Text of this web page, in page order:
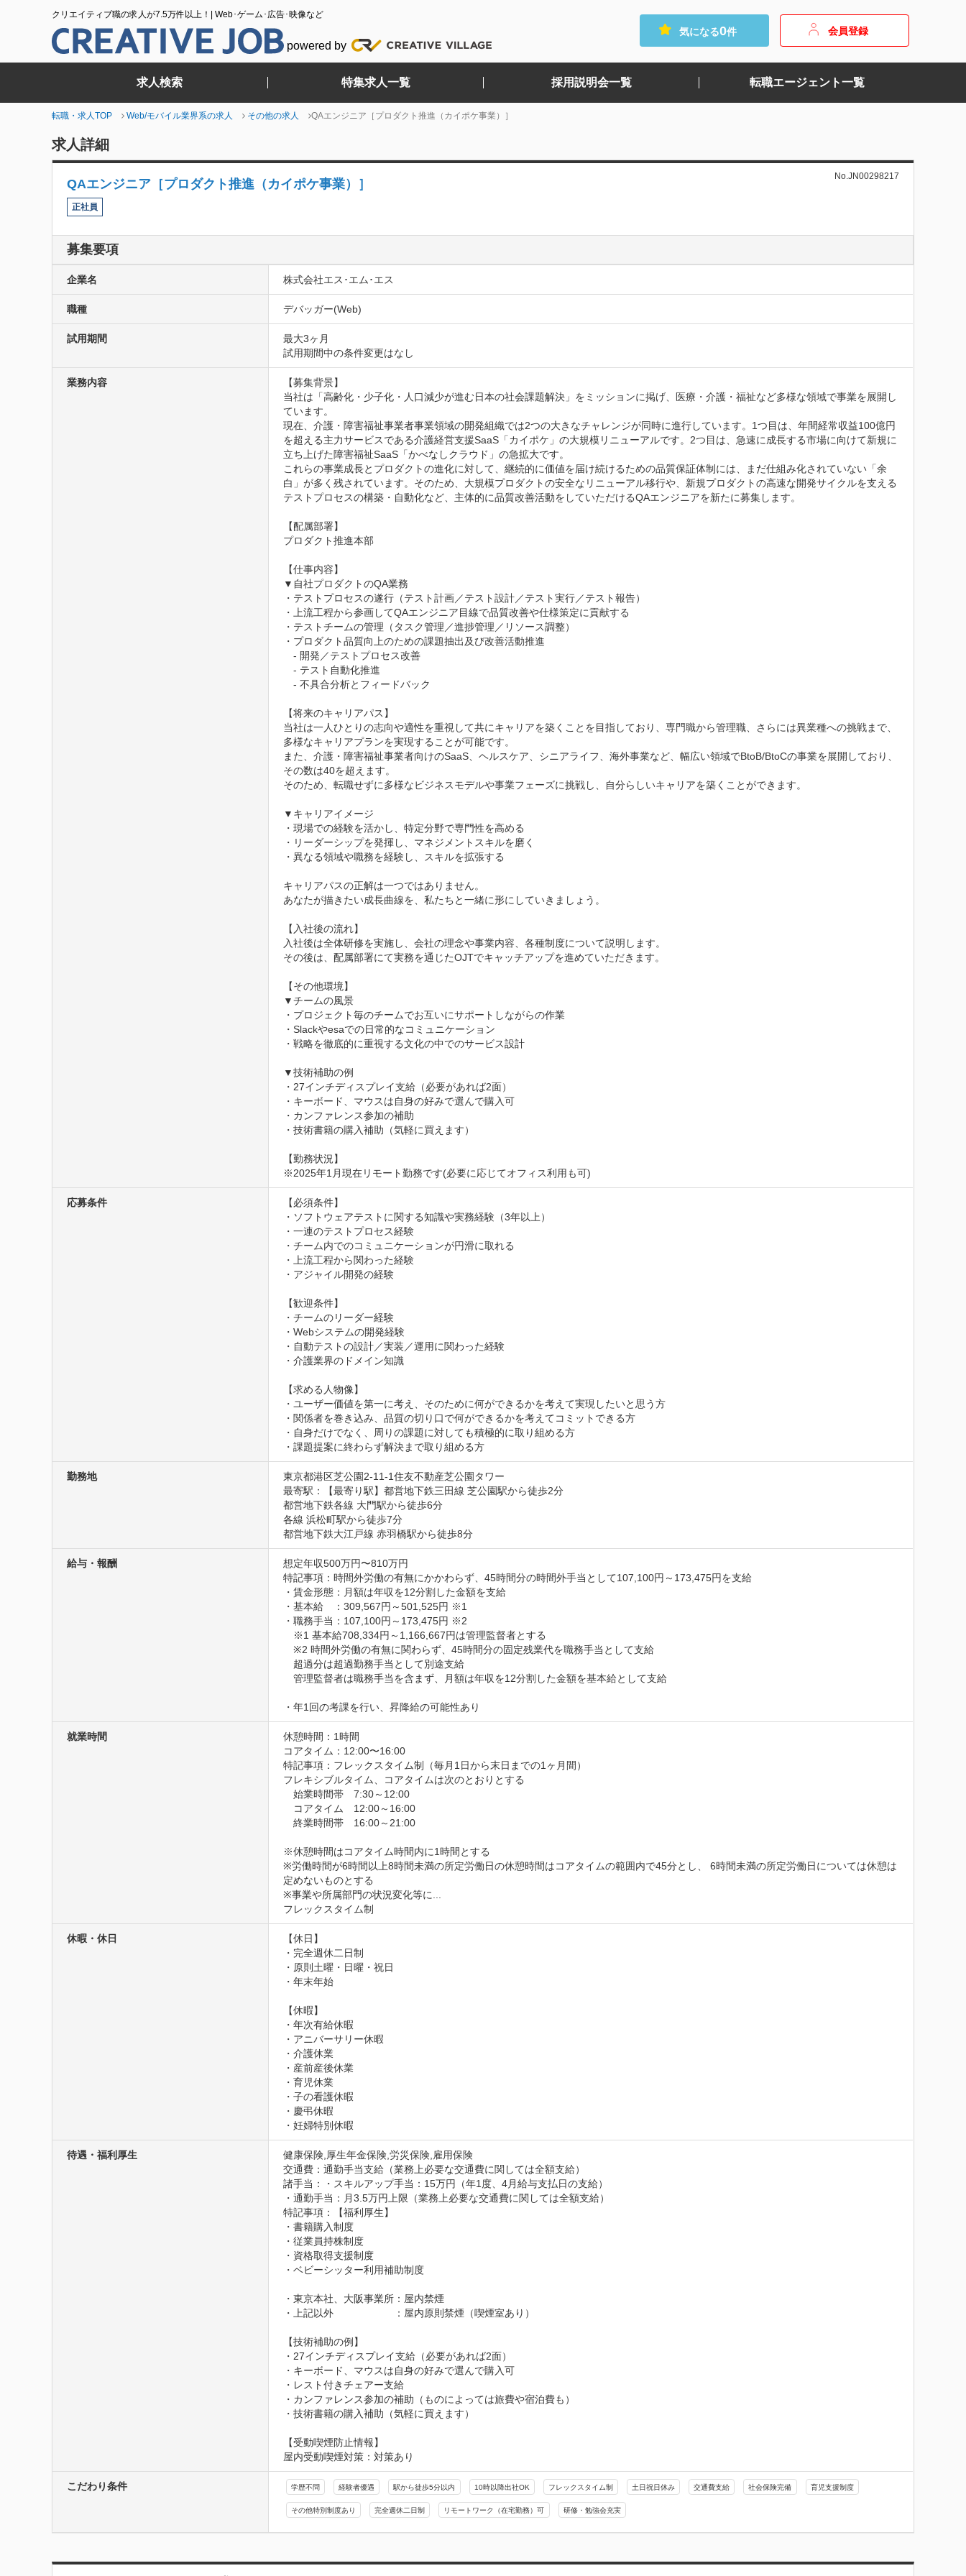
クリエイティブ職の求人が7.5万件以上！| Web･ゲーム･広告･映像など
powered by
気になる0件 会員登録
求人検索 特集求人一覧 採用説明会一覧 転職エージェント一覧
転職・求人TOP Web/モバイル業界系の求人 その他の求人 QAエンジニア［プロダクト推進（カイポケ事業）］
求人詳細
QAエンジニア［プロダクト推進（カイポケ事業）］
No.JN00298217
正社員
募集要項
企業名 株式会社エス･エム･エス
職種 デバッガー(Web)
試用期間
最大3ヶ月
試用期間中の条件変更はなし
業務内容
【募集背景】
当社は「高齢化・少子化・人口減少が進む日本の社会課題解決」をミッションに掲げ、医療・介護・福祉など多様な領域で事業を展開し
ています。
現在、介護・障害福祉事業者事業領域の開発組織では2つの大きなチャレンジが同時に進行しています。1つ目は、年間経常収益100億円
を超える主力サービスである介護経営支援SaaS「カイポケ」の大規模リニューアルです。2つ目は、急速に成長する市場に向けて新規に
立ち上げた障害福祉SaaS「かべなしクラウド」の急拡大です。
これらの事業成長とプロダクトの進化に対して、継続的に価値を届け続けるための品質保証体制には、まだ仕組み化されていない「余
白」が多く残されています。そのため、大規模プロダクトの安全なリニューアル移行や、新規プロダクトの高速な開発サイクルを支える
テストプロセスの構築・自動化など、主体的に品質改善活動をしていただけるQAエンジニアを新たに募集します。
【配属部署】
プロダクト推進本部
【仕事内容】
▼自社プロダクトのQA業務
・テストプロセスの遂行（テスト計画／テスト設計／テスト実行／テスト報告）
・上流工程から参画してQAエンジニア目線で品質改善や仕様策定に貢献する
・テストチームの管理（タスク管理／進捗管理／リソース調整）
・プロダクト品質向上のための課題抽出及び改善活動推進
- 開発／テストプロセス改善
- テスト自動化推進
- 不具合分析とフィードバック
【将来のキャリアパス】
当社は一人ひとりの志向や適性を重視して共にキャリアを築くことを目指しており、専門職から管理職、さらには異業種への挑戦まで、
多様なキャリアプランを実現することが可能です。
また、介護・障害福祉事業者向けのSaaS、ヘルスケア、シニアライフ、海外事業など、幅広い領域でBtoB/BtoCの事業を展開しており、
その数は40を超えます。
そのため、転職せずに多様なビジネスモデルや事業フェーズに挑戦し、自分らしいキャリアを築くことができます。
▼キャリアイメージ
・現場での経験を活かし、特定分野で専門性を高める
・リーダーシップを発揮し、マネジメントスキルを磨く
・異なる領域や職務を経験し、スキルを拡張する
キャリアパスの正解は一つではありません。
あなたが描きたい成長曲線を、私たちと一緒に形にしていきましょう。
【入社後の流れ】
入社後は全体研修を実施し、会社の理念や事業内容、各種制度について説明します。
その後は、配属部署にて実務を通じたOJTでキャッチアップを進めていただきます。
【その他環境】
▼チームの風景
・プロジェクト毎のチームでお互いにサポートしながらの作業
・Slackやesaでの日常的なコミュニケーション
・戦略を徹底的に重視する文化の中でのサービス設計
▼技術補助の例
・27インチディスプレイ支給（必要があれば2面）
・キーボード、マウスは自身の好みで選んで購入可
・カンファレンス参加の補助
・技術書籍の購入補助（気軽に買えます）
【勤務状況】
※2025年1月現在リモート勤務です(必要に応じてオフィス利用も可)
応募条件
【必須条件】
・ソフトウェアテストに関する知識や実務経験（3年以上）
・一連のテストプロセス経験
・チーム内でのコミュニケーションが円滑に取れる
・上流工程から関わった経験
・アジャイル開発の経験
【歓迎条件】
・チームのリーダー経験
・Webシステムの開発経験
・自動テストの設計／実装／運用に関わった経験
・介護業界のドメイン知識
【求める人物像】
・ユーザー価値を第一に考え、そのために何ができるかを考えて実現したいと思う方
・関係者を巻き込み、品質の切り口で何ができるかを考えてコミットできる方
・自身だけでなく、周りの課題に対しても積極的に取り組める方
・課題提案に終わらず解決まで取り組める方
勤務地
東京都港区芝公園2-11-1住友不動産芝公園タワー
最寄駅：【最寄り駅】都営地下鉄三田線 芝公園駅から徒歩2分
都営地下鉄各線 大門駅から徒歩6分
各線 浜松町駅から徒歩7分
都営地下鉄大江戸線 赤羽橋駅から徒歩8分
給与・報酬
想定年収500万円〜810万円
特記事項：時間外労働の有無にかかわらず、45時間分の時間外手当として107,100円～173,475円を支給
・賃金形態：月額は年収を12分割した金額を支給
・基本給　：309,567円～501,525円 ※1
・職務手当：107,100円～173,475円 ※2
※1 基本給708,334円～1,166,667円は管理監督者とする
※2 時間外労働の有無に関わらず、45時間分の固定残業代を職務手当として支給
超過分は超過勤務手当として別途支給
管理監督者は職務手当を含まず、月額は年収を12分割した金額を基本給として支給
・年1回の考課を行い、昇降給の可能性あり
就業時間
休憩時間：1時間
コアタイム：12:00〜16:00
特記事項：フレックスタイム制（毎月1日から末日までの1ヶ月間）
フレキシブルタイム、コアタイムは次のとおりとする
始業時間帯　7:30～12:00
コアタイム　12:00～16:00
終業時間帯　16:00～21:00
※休憩時間はコアタイム時間内に1時間とする
※労働時間が6時間以上8時間未満の所定労働日の休憩時間はコアタイムの範囲内で45分とし、 6時間未満の所定労働日については休憩は
定めないものとする
※事業や所属部門の状況変化等に...
フレックスタイム制
休暇・休日
【休日】
・完全週休二日制
・原則土曜・日曜・祝日
・年末年始
【休暇】
・年次有給休暇
・アニバーサリー休暇
・介護休業
・産前産後休業
・育児休業
・子の看護休暇
・慶弔休暇
・妊婦特別休暇
待遇・福利厚生
健康保険,厚生年金保険,労災保険,雇用保険
交通費：通勤手当支給（業務上必要な交通費に関しては全額支給）
諸手当：・スキルアップ手当：15万円（年1度、4月給与支払日の支給）
・通勤手当：月3.5万円上限（業務上必要な交通費に関しては全額支給）
特記事項：【福利厚生】
・書籍購入制度
・従業員持株制度
・資格取得支援制度
・ベビーシッター利用補助制度
・東京本社、大阪事業所：屋内禁煙
・上記以外　　　　　　：屋内原則禁煙（喫煙室あり）
【技術補助の例】
・27インチディスプレイ支給（必要があれば2面）
・キーボード、マウスは自身の好みで選んで購入可
・レスト付きチェアー支給
・カンファレンス参加の補助（ものによっては旅費や宿泊費も）
・技術書籍の購入補助（気軽に買えます）
【受動喫煙防止情報】
屋内受動喫煙対策：対策あり
こだわり条件 学歴不問 経験者優遇 駅から徒歩5分以内 10時以降出社OK フレックスタイム制 土日祝日休み 交通費支給 社会保険完備 育児支援制度
その他特別制度あり 完全週休二日制 リモートワーク（在宅勤務）可 研修・勉強会充実